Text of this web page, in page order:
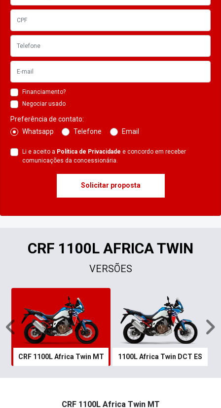
Financiamento?
Negociar usado
Preferência de contato:
Whatsapp
Telefone Email
Li e aceito a Política de Privacidade e concordo em receber
comunicações da concessionária.
Solicitar proposta
CRF 1100L AFRICA TWIN
VERSÕES
CRF 1100L Africa Twin MT 1100L Africa Twin DCT ES
Anterior
CRF 1100L Africa Twin MT